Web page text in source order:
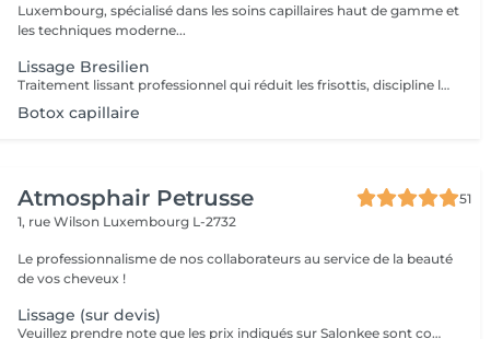
Luxembourg, spécialisé dans les soins capillaires haut de gamme et
les techniques moderne...
Lissage Bresilien
Traitement lissant professionnel qui réduit les frisottis, discipline les cheveux et apporte une brillance intense. Les cheveux deviennent plus souples, faciles à coiffer et visiblement plus lisses.
Botox capillaire
Atmosphair Petrusse
51
1, rue Wilson Luxembourg L-2732
Le professionnalisme de nos collaborateurs au service de la beauté
de vos cheveux !
Lissage (sur devis)
Veuillez prendre note que les prix indiqués sur Salonkee sont communiqués à titre informatif et s'entendent de base. Ces derniers sont susceptibles de varier selon le diagnostic réalisé à votre arrivée au salon et l'expertise du professionnel à qui vous confiez votre beauté. Dans tous les cas, un devis précis vous sera proposé et toutes réalisations de prestations seront effectuées avec votre accord. Un grand merci d'avance pour votre compréhension. Au plaisir de vous recevoir très vite.